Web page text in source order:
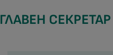
ГЛАВЕН СЕКРЕТАР